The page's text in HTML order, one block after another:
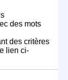
des mots
des critères
lien ci-